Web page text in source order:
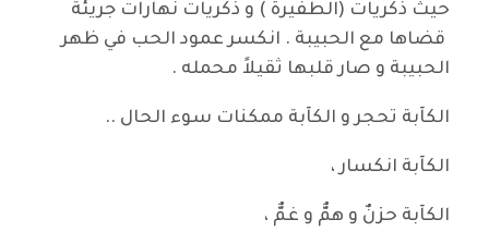
حيث ذكريات (الطفيرة ) و ذكريات نهارات جريئة
قضاها مع الحبيبة . انكسر عمود الحب في ظهر
الحبيبة و صار قلبها ثقيلاً محمله .
الكآبة تحجر و الكآبة ممكنات سوء الحال ..
الكآبة انكسار ،
الكآبة حزنٌ و همٌّ و غمٌّ ،